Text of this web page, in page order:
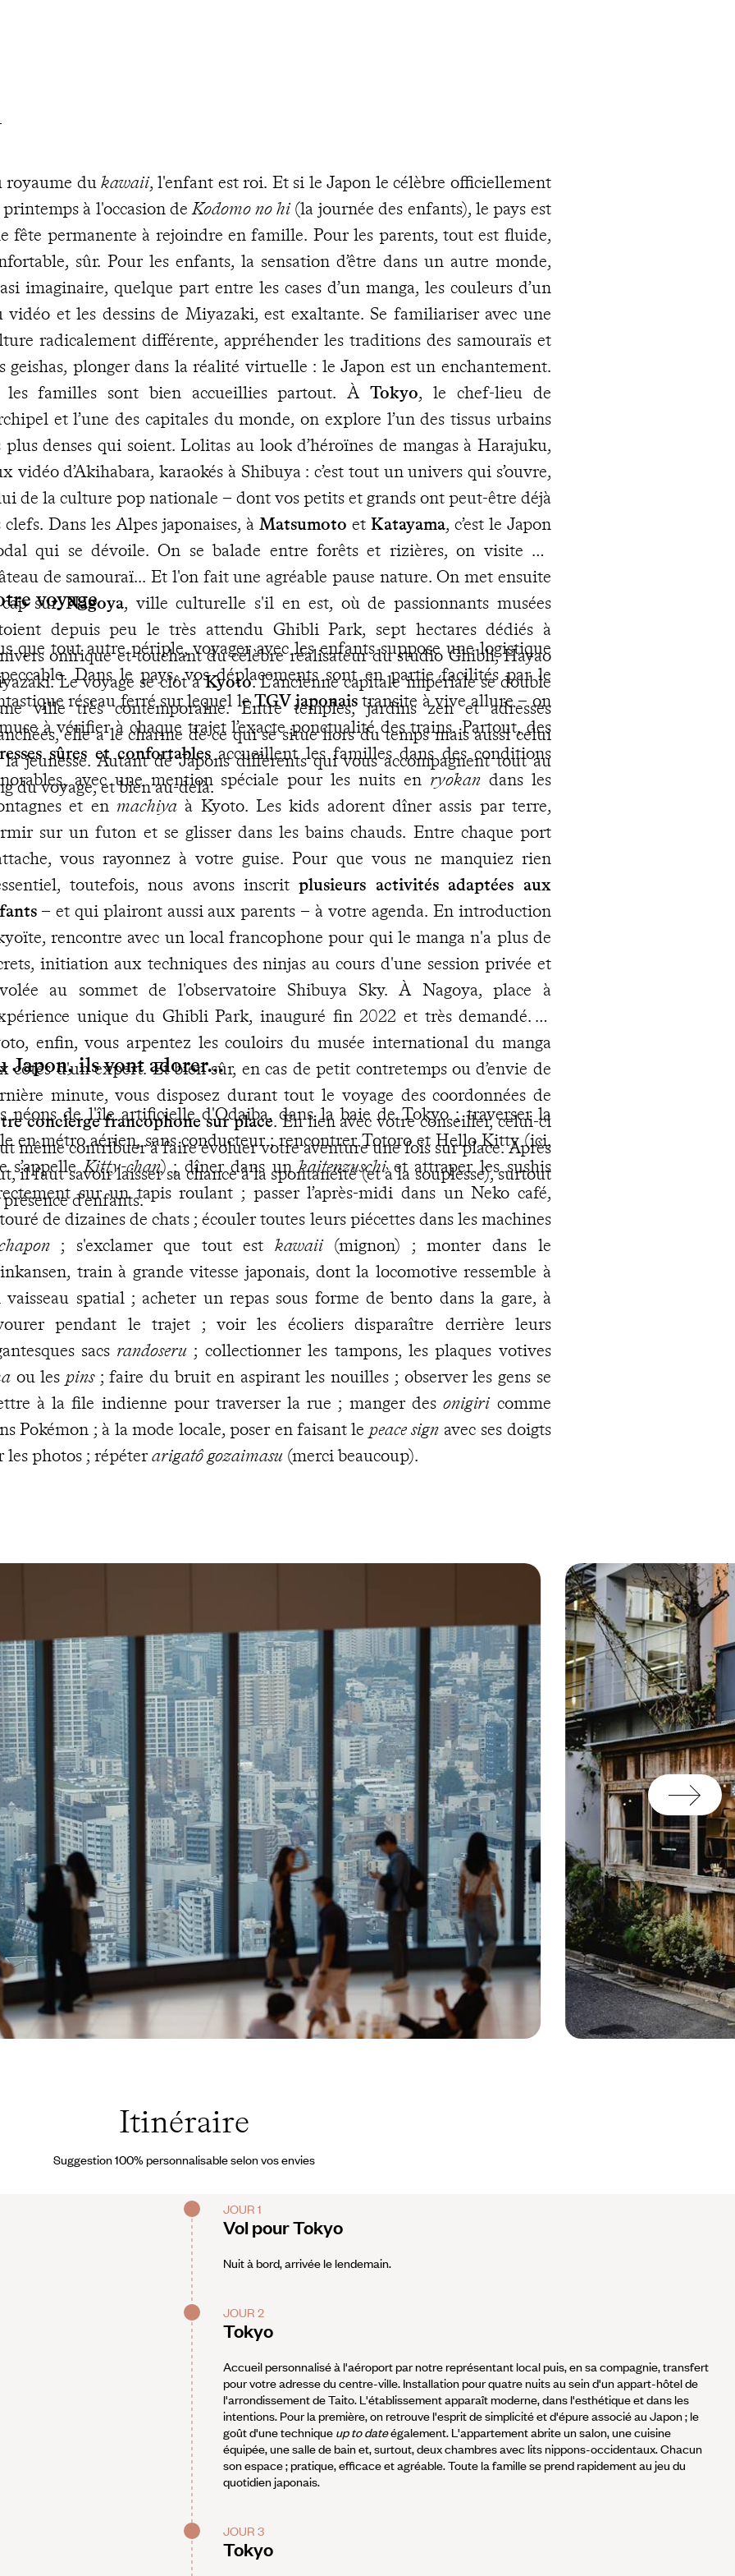
royaume du kawaii, l'enfant est roi. Et si le Japon le célèbre officiellement
printemps à l'occasion de Kodomo no hi(la journée des enfants), le pays est
fête permanente à rejoindre en famille. Pour les parents, tout est fluide,
sûr. Pour les enfants, la sensation d’être dans un autre monde,
imaginaire, quelque part entre les cases d’un manga, les couleurs d’un
vidéo et les dessins de Miyazaki, est exaltante. Se familiariser avec une
radicalement différente, appréhender les traditions des samouraïs et
geishas, plonger dans la réalité virtuelle : le Japon est un enchantement.
les familles sont bien accueillies partout. À Tokyo, le chef-lieu de
et l’une des capitales du monde, on explore l’un des tissus urbains
plus denses qui soient. Lolitas au look d’héroïnes de mangas à Harajuku,
vidéo d’Akihabara, karaokés à Shibuya : c’est tout un univers qui s’ouvre,
de la culture pop nationale – dont vos petits et grands ont peut-être déjà
clefs. Dans les Alpes japonaises, à Matsumoto et Katayama, c’est le Japon
qui se dévoile. On se balade entre forêts et rizières, on visite un
de samouraï... Et l'on fait une agréable pause nature. On met ensuite
surNagoya, ville culturelle s'il en est, où de passionnants musées
depuis peu le très attendu Ghibli Park, sept hectares dédiés à
onirique et touchant du célèbre réalisateur du studio Ghibli, Hayao
Le voyage se clôt àKyoto. L’ancienne capitale impériale se double
ville très contemporaine. Entre temples, jardins zen et adresses
elle a le charme de ce qui se situe hors du temps mais aussi celui
la jeunesse. Autant de Japons différents qui vous accompagnent tout au
du voyage, et bien au-delà.
voyage
que tout autre périple, voyager avec les enfants suppose une logistique
Dans le pays, vos déplacements sont en partie facilités par le
réseau ferré sur lequel leTGV japonaistransite à vive allure – on
à vérifier à chaque trajet l’exacte ponctualité des trains. Partout, des
sûres et confortablesaccueillent les familles dans des conditions
avec une mention spéciale pour les nuits en ryokandans les
et en machiyaà Kyoto. Les kids adorent dîner assis par terre,
sur un futon et se glisser dans les bains chauds. Entre chaque port
vous rayonnez à votre guise. Pour que vous ne manquiez rien
toutefois, nous avons inscrit plusieurs activités adaptées aux
– et qui plairont aussi aux parents – à votre agenda. En introduction
rencontre avec un local francophone pour qui le manga n'a plus de
initiation aux techniques des ninjas au cours d'une session privée et
au sommet de l'observatoire Shibuya Sky. À Nagoya, place à
unique du Ghibli Park, inauguré fin 2022 et très demandé. À
enfin, vous arpentez les couloirs du musée international du manga
côtés d'un expert. Et bien sûr, en cas de petit contretemps ou d’envie de
minute, vous disposez durant tout le voyage des coordonnées de
concierge francophone sur place. En lien avec votre conseiller, celui-ci
même contribuer à faire évoluer votre aventure une fois sur place. Après
il faut savoir laisser sa chance à la spontanéité (et à la souplesse), surtout
d'enfants.
Japon, ils vont adorer...
néons de l'île artificielle d'Odaiba, dans la baie de Tokyo ; traverser la
en métro aérien, sans conducteur ; rencontrer Totoro et Hello Kitty (ici,
s’appelleKitty-chan) ; dîner dans unkaitenzuschiet attraper les sushis
sur un tapis roulant ; passer l’après-midi dans un Neko café,
de dizaines de chats ; écouler toutes leurs piécettes dans les machines
; s'exclamer que tout est kawaii (mignon) ; monter dans le
train à grande vitesse japonais, dont la locomotive ressemble à
vaisseau spatial ; acheter un repas sous forme de bento dans la gare, à
pendant le trajet ; voir les écoliers disparaître derrière leurs
sacs randoseru; collectionner les tampons, les plaques votives
ou les pins; faire du bruit en aspirant les nouilles ; observer les gens se
à la file indienne pour traverser la rue ; manger des onigiricomme
Pokémon ; à la mode locale, poser en faisant le peace signavec ses doigts
les photos ; répéterarigatô gozaimasu(merci beaucoup).
Itinéraire
Suggestion 100% personnalisable selon vos envies
JOUR 1
Vol pour Tokyo
Nuit à bord, arrivée le lendemain.
JOUR 2
Tokyo
Accueil personnalisé à l'aéroport par notre représentant local puis, en sa compagnie, transfert
pour votre adresse du centre-ville. Installation pour quatre nuits au sein d'un appart-hôtel de
l'arrondissement de Taito. L'établissement apparaît moderne, dans l'esthétique et dans les
intentions. Pour la première, on retrouve l'esprit de simplicité et d'épure associé au Japon ; le
goût d'une technique up to dateégalement. L'appartement abrite un salon, une cuisine
équipée, une salle de bain et, surtout, deux chambres avec lits nippons-occidentaux. Chacun
son espace ; pratique, efficace et agréable. Toute la famille se prend rapidement au jeu du
quotidien japonais.
JOUR 3
Tokyo